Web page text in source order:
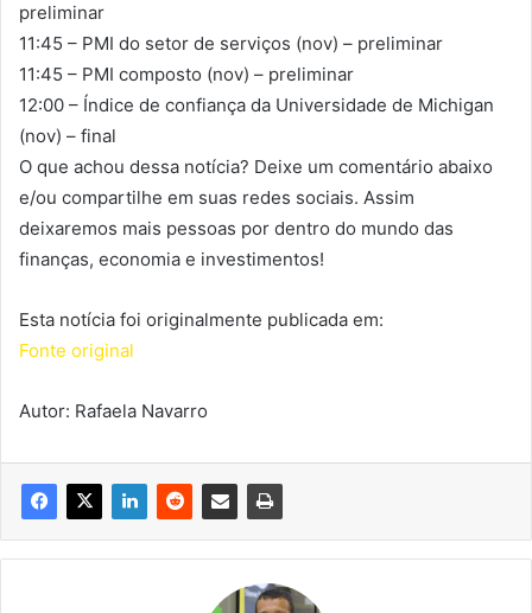
preliminar
11:45 – PMI do setor de serviços (nov) – preliminar
11:45 – PMI composto (nov) – preliminar
12:00 – Índice de confiança da Universidade de Michigan
(nov) – final
O que achou dessa notícia? Deixe um comentário abaixo
e/ou compartilhe em suas redes sociais. Assim
deixaremos mais pessoas por dentro do mundo das
finanças, economia e investimentos!
Esta notícia foi originalmente publicada em:
Fonte original
Autor: Rafaela Navarro